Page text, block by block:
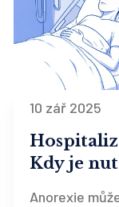
10 zář 2025
Kdy je
Anorexie